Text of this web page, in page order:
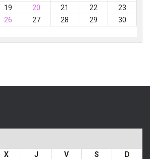
19 20 21 22
23
26 27 28 29
30
X J V S
D